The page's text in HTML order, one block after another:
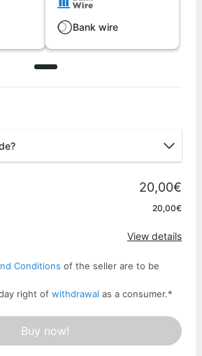
Bank wire
20,00€
20,00€
View details
Conditions of the seller are to be
right of withdrawal as a consumer.*
Buy now!